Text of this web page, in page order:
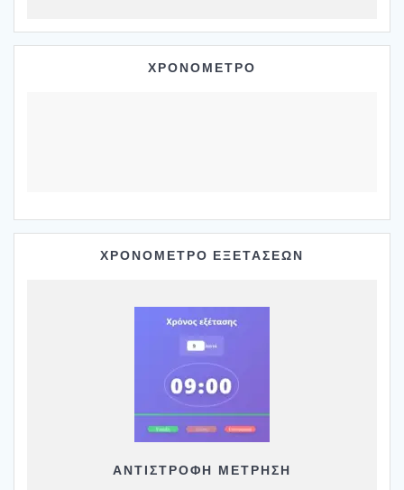
ΧΡΟΝΟΜΕΤΡΟ
ΧΡΟΝΟΜΕΤΡΟ ΕΞΕΤΑΣΕΩΝ
ΑΝΤΙΣΤΡΟΦΗ ΜΕΤΡΗΣΗ